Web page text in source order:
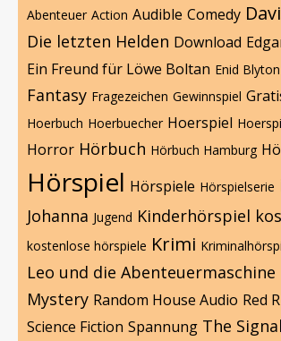
Abenteuer Action Audible Comedy
Die letzten Helden Download
Ein Freund für Löwe Boltan Enid Blyton
Fantasy Fragezeichen Gewinnspiel
Hoerbuch Hoerbuecher Hoerspiel
Horror Hörbuch Hörbuch Hamburg
Hörspiel Hörspiele Hörspielserie
Johanna Jugend Kinderhörspiel
kostenlose hörspiele Krimi
Leo und die Abenteuermaschine
Mystery Random House Audio Red
Science Fiction Spannung The